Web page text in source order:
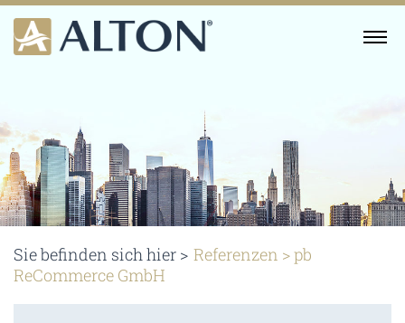
Skip
content
Sie befinden sich hier > Referenzen >pb
ReCommerce GmbH